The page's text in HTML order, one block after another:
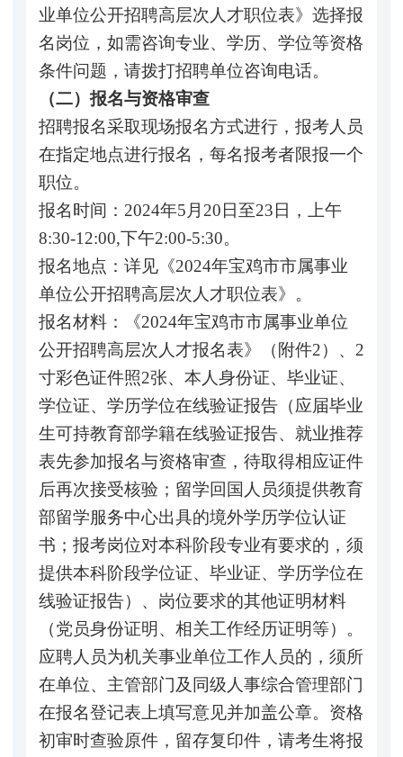
业单位公开招聘高层次人才职位表》选择报
名岗位，如需咨询专业、学历、学位等资格
条件问题，请拨打招聘单位咨询电话。
（二）报名与资格审查
招聘报名采取现场报名方式进行，报考人员
在指定地点进行报名，每名报考者限报一个
职位。
报名时间：2024年5月20日至23日，上午
8:30-12:00,下午2:00-5:30。
报名地点：详见《2024年宝鸡市市属事业
单位公开招聘高层次人才职位表》。
报名材料：《2024年宝鸡市市属事业单位
公开招聘高层次人才报名表》（附件2）、2
寸彩色证件照2张、本人身份证、毕业证、
学位证、学历学位在线验证报告（应届毕业
生可持教育部学籍在线验证报告、就业推荐
表先参加报名与资格审查，待取得相应证件
后再次接受核验；留学回国人员须提供教育
部留学服务中心出具的境外学历学位认证
书；报考岗位对本科阶段专业有要求的，须
提供本科阶段学位证、毕业证、学历学位在
线验证报告）、岗位要求的其他证明材料
（党员身份证明、相关工作经历证明等）。
应聘人员为机关事业单位工作人员的，须所
在单位、主管部门及同级人事综合管理部门
在报名登记表上填写意见并加盖公章。资格
初审时查验原件，留存复印件，请考生将报